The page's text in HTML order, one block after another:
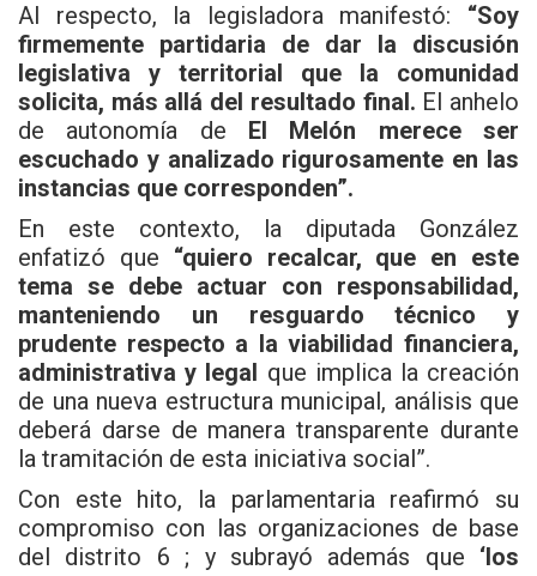
Al respecto, la legisladora manifestó: “Soy
firmemente partidaria de dar la discusión
legislativa y territorial que la comunidad
solicita, más allá del resultado final. El anhelo
de autonomía de El Melón merece ser
escuchado y analizado rigurosamente en las
instancias que corresponden”.
En este contexto, la diputada González
enfatizó que “quiero recalcar, que en este
tema se debe actuar con responsabilidad,
manteniendo un resguardo técnico y
prudente respecto a la viabilidad financiera,
administrativa y legal que implica la creación
de una nueva estructura municipal, análisis que
deberá darse de manera transparente durante
la tramitación de esta iniciativa social”.
Con este hito, la parlamentaria reafirmó su
compromiso con las organizaciones de base
del distrito 6 ; y subrayó además que ‘los